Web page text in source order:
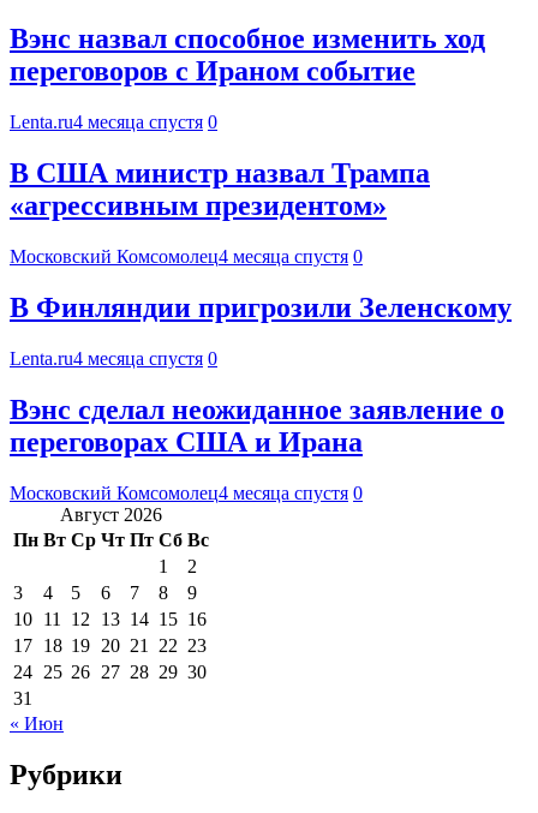
Вэнс назвал способное изменить ход
переговоров с Ираном событие
Lenta.ru4 месяца спустя 0
В США министр назвал Трампа
«агрессивным президентом»
Московский Комсомолец4 месяца спустя 0
В Финляндии пригрозили Зеленскому
Lenta.ru4 месяца спустя 0
Вэнс сделал неожиданное заявление о
переговорах США и Ирана
Московский Комсомолец4 месяца спустя 0
Август 2026
Пн Вт Ср Чт Пт Сб Вс
1
2
3
4 5 6 7 8
9
10 11 12 13 14 15 16
17 18 19 20 21 22 23
24 25 26 27 28 29 30
31
« Июн
Рубрики